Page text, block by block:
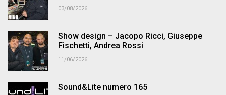
03/08/2026
Show design – Jacopo Ricci, Giuseppe
Fischetti, Andrea Rossi
11/06/2026
Sound&Lite numero 165